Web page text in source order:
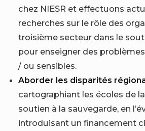
chez NIESR et effectuons
recherches sur le rôle des
troisième secteur dans le
pour enseigner des
/ ou sensibles.
Aborder les disparités
cartographiant les écoles de
soutien à la sauvegarde, en
introduisant un financement